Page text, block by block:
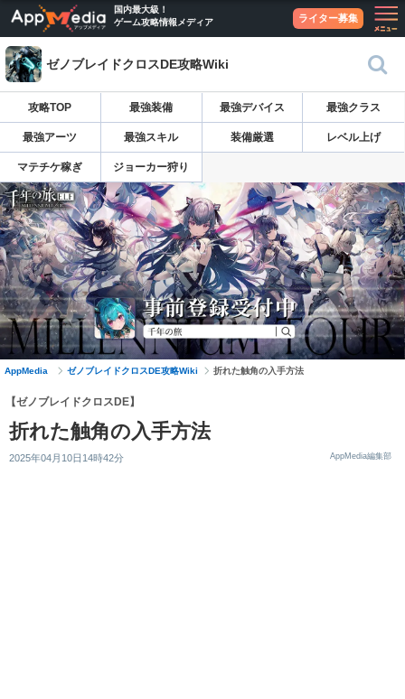
国内最大級！
ゲーム攻略情報メディア
ライター募集
ゼノブレイドクロスDE攻略Wiki
攻略TOP 最強装備 最強デバイス 最強クラス
最強アーツ 最強スキル 装備厳選 レベル上げ
マテチケ稼ぎ ジョーカー狩り
AppMedia ゼノブレイドクロスDE攻略Wiki 折れた触角の入手方法
【ゼノブレイドクロスDE】
折れた触角の入手方法
2025年04月10日14時42分 AppMedia編集部